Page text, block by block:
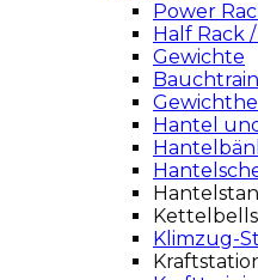
Power
Half Rack
Gewichte
Hantel
Kettelbells
Klimzug-